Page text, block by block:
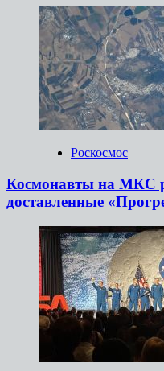
Роскосмос
Космонавты на МКС
доставленные